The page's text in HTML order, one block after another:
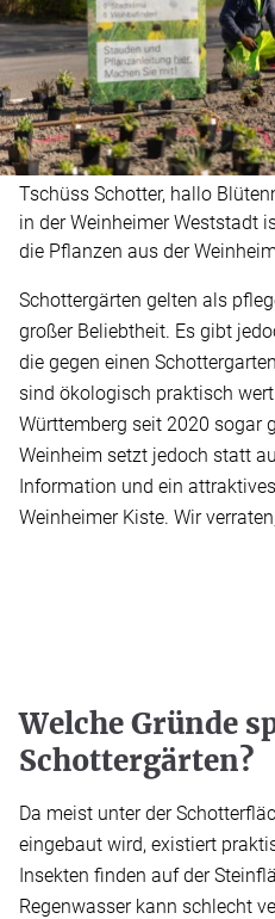
Tschüss Schotter, hallo
in der Weinheimer Weststadt
die Pflanzen aus der
Schottergärten gelten als
großer Beliebtheit. Es gibt
die gegen einen
sind ökologisch praktisch
Württemberg seit 2020 sogar
Weinheim setzt jedoch statt
Information und ein
Weinheimer Kiste. Wir
Welche Gründe
Schottergärten?
Da meist unter der
eingebaut wird, existiert
Insekten finden auf der
Regenwasser kann schlecht